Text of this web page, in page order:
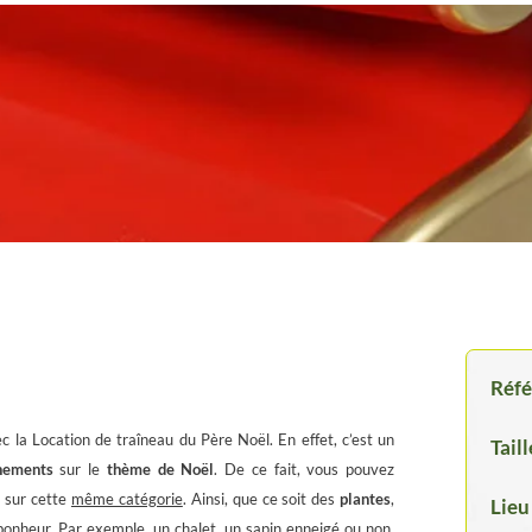
la Location de traîneau du Père Noël. En effet, c’est un
sur le thème de Noël. De ce fait, vous pouvez
sur cette même catégorie. Ainsi, que ce soit desplantes,
Par exemple, un chalet, un sapin enneigé ou non,